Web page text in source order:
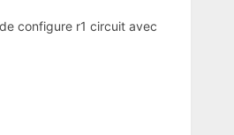
configure r1 circuit avec